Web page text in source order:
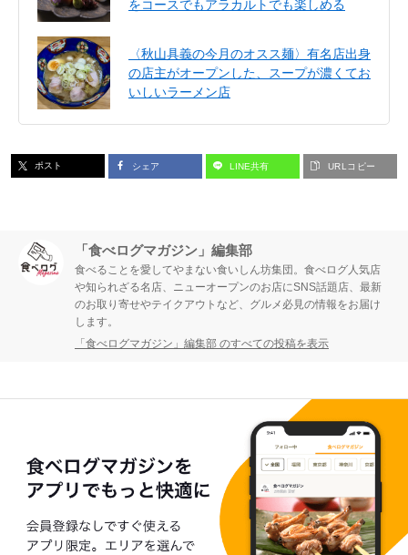
をコースでもアラカルトでも楽しめる
〈秋山具義の今月のオスス麺〉有名店出身
の店主がオープンした、スープが濃くてお
いしいラーメン店
ポスト シェア LINE共有 URLコピー
「食べログマガジン」編集部
食べることを愛してやまない食いしん坊集団。食べログ人気店
や知られざる名店、ニューオープンのお店にSNS話題店、最新
のお取り寄せやテイクアウトなど、グルメ必見の情報をお届け
します。
「食べログマガジン」編集部 のすべての投稿を表示